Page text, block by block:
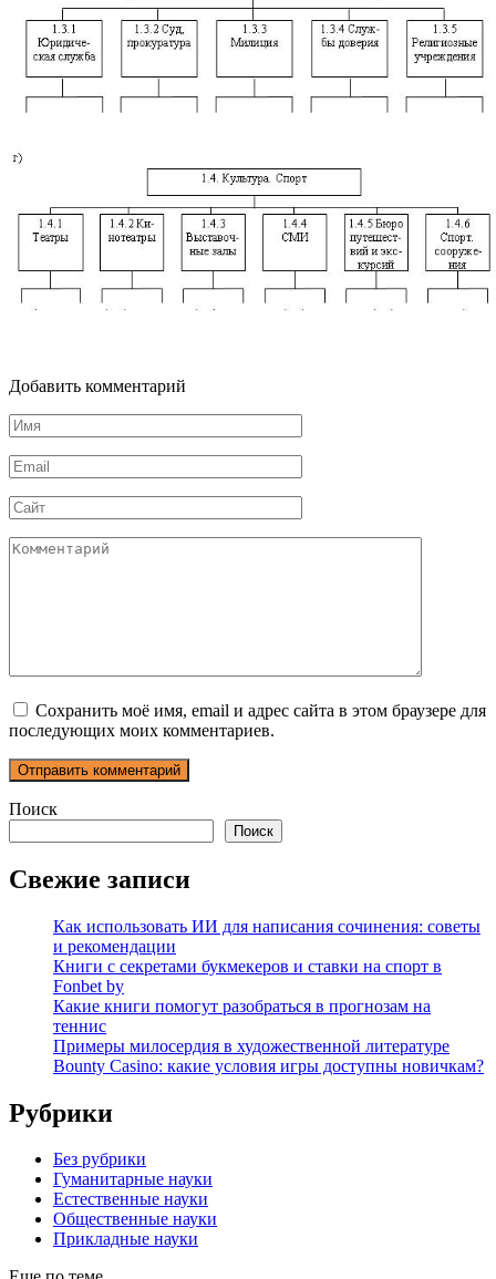
Добавить комментарий
Имя
*
Email
*
Сайт
Комментарий
Сохранить моё имя, email и адрес сайта в этом браузере для
последующих моих комментариев.
Поиск
Поиск
Свежие записи
Как использовать ИИ для написания сочинения: советы
и рекомендации
Книги с секретами букмекеров и ставки на спорт в
Fonbet by
Какие книги помогут разобраться в прогнозам на
теннис
Примеры милосердия в художественной литературе
Bounty Casino: какие условия игры доступны новичкам?
Рубрики
Без рубрики
Гуманитарные науки
Естественные науки
Общественные науки
Прикладные науки